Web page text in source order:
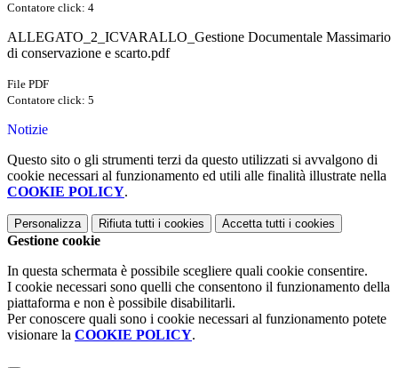
Contatore click: 4
ALLEGATO_2_ICVARALLO_Gestione Documentale Massimario
di conservazione e scarto.pdf
File PDF
Contatore click: 5
Notizie
Questo sito o gli strumenti terzi da questo utilizzati si avvalgono di
cookie necessari al funzionamento ed utili alle finalità illustrate nella
COOKIE POLICY.
Personalizza Rifiuta tutti i cookies Accetta tutti i cookies
Gestione cookie
In questa schermata è possibile scegliere quali cookie consentire.
I cookie necessari sono quelli che consentono il funzionamento della
piattaforma e non è possibile disabilitarli.
Per conoscere quali sono i cookie necessari al funzionamento potete
visionare la COOKIE POLICY.